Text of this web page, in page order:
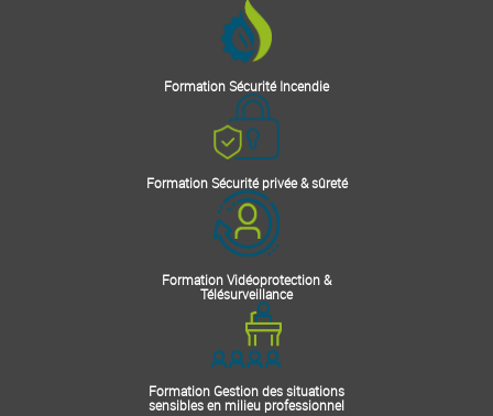
Formation Sécurité Incendie
Formation Sécurité privée & sûreté
Formation Vidéoprotection &
Télésurveillance
Formation Gestion des situations
sensibles en milieu professionnel